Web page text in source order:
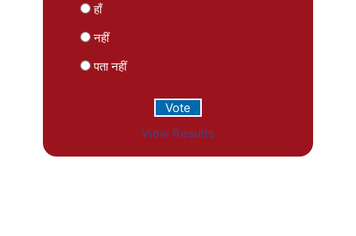
हाँ
नहीं
पता नहीं
View Results